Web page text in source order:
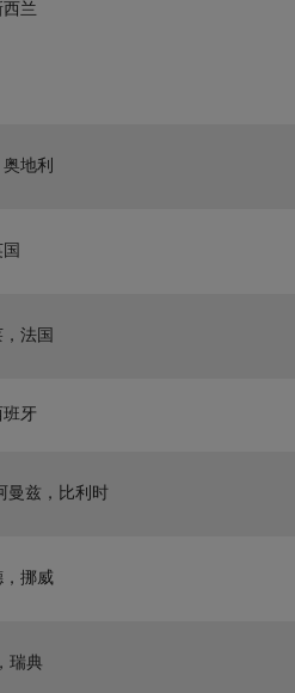
兰
地利
法国
牙
曼兹，比利时
挪威
瑞典